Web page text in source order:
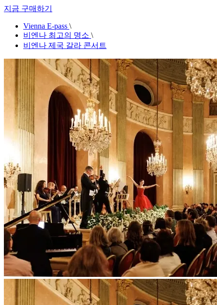
지금 구매하기
Vienna E-pass \
비엔나 최고의 명소 \
비엔나 제국 갈라 콘서트